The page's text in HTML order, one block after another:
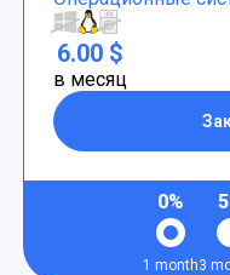
6.00 $
в месяц
0%
1 month3